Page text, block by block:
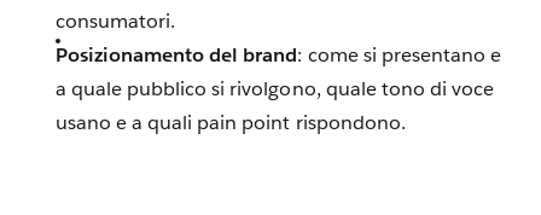
consumatori.
Posizionamento del brand: come si presentano e
a quale pubblico si rivolgono, quale tono di voce
usano e a quali pain point rispondono.